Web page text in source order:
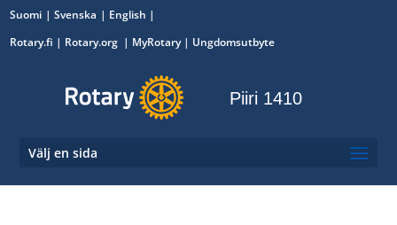
Suomi Svenska
English
Rotary.fi | Rotary.org | MyRotary| Ungdomsutbyte
Piiri 1410
Välj en sida